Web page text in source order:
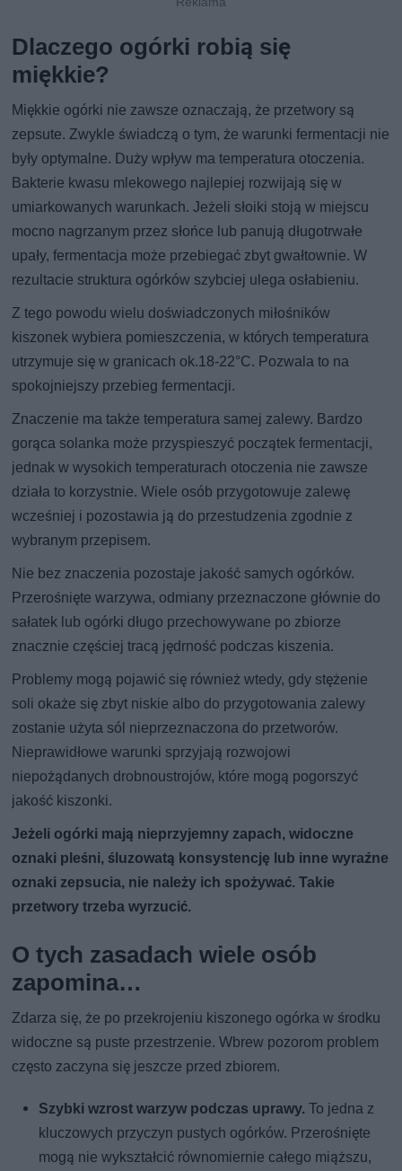
Dlaczego ogórki robią się
miękkie?
Miękkie ogórki nie zawsze oznaczają, że przetwory są
zepsute. Zwykle świadczą o tym, że warunki fermentacji nie
były optymalne. Duży wpływ ma temperatura otoczenia.
Bakterie kwasu mlekowego najlepiej rozwijają się w
umiarkowanych warunkach. Jeżeli słoiki stoją w miejscu
mocno nagrzanym przez słońce lub panują długotrwałe
upały, fermentacja może przebiegać zbyt gwałtownie. W
rezultacie struktura ogórków szybciej ulega osłabieniu.
Z tego powodu wielu doświadczonych miłośników
kiszonek wybiera pomieszczenia, w których temperatura
utrzymuje się w granicach ok.18-22°C. Pozwala to na
spokojniejszy przebieg fermentacji.
Znaczenie ma także temperatura samej zalewy. Bardzo
gorąca solanka może przyspieszyć początek fermentacji,
jednak w wysokich temperaturach otoczenia nie zawsze
działa to korzystnie. Wiele osób przygotowuje zalewę
wcześniej i pozostawia ją do przestudzenia zgodnie z
wybranym przepisem.
Nie bez znaczenia pozostaje jakość samych ogórków.
Przerośnięte warzywa, odmiany przeznaczone głównie do
sałatek lub ogórki długo przechowywane po zbiorze
znacznie częściej tracą jędrność podczas kiszenia.
Problemy mogą pojawić się również wtedy, gdy stężenie
soli okaże się zbyt niskie albo do przygotowania zalewy
zostanie użyta sól nieprzeznaczona do przetworów.
Nieprawidłowe warunki sprzyjają rozwojowi
niepożądanych drobnoustrojów, które mogą pogorszyć
jakość kiszonki.
Jeżeli ogórki mają nieprzyjemny zapach, widoczne
oznaki pleśni, śluzowatą konsystencję lub inne wyraźne
oznaki zepsucia, nie należy ich spożywać. Takie
przetwory trzeba wyrzucić.
O tych zasadach wiele osób
zapomina…
Zdarza się, że po przekrojeniu kiszonego ogórka w środku
widoczne są puste przestrzenie. Wbrew pozorom problem
często zaczyna się jeszcze przed zbiorem.
Szybki wzrost warzyw podczas uprawy. To jedna z
kluczowych przyczyn pustych ogórków. Przerośnięte
mogą nie wykształcić równomiernie całego miąższu,